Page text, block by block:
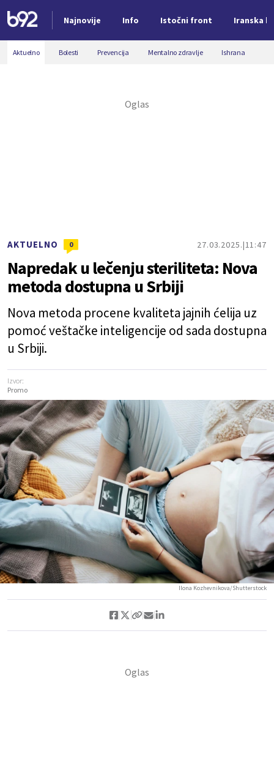
Najnovije Info Istočni front Iranska
Nova vest
Aktuelno Bolesti Prevencija Mentalno zdravlje Ishrana
AKTUELNO 0 27.03.2025. 11:47
Napredak u lečenju steriliteta: Nova
metoda dostupna u Srbiji
Nova metoda procene kvaliteta jajnih ćelija uz
pomoć veštačke inteligencije od sada dostupna
u Srbiji.
Izvor:
Promo
Ilona Kozhevnikova/Shutterstock